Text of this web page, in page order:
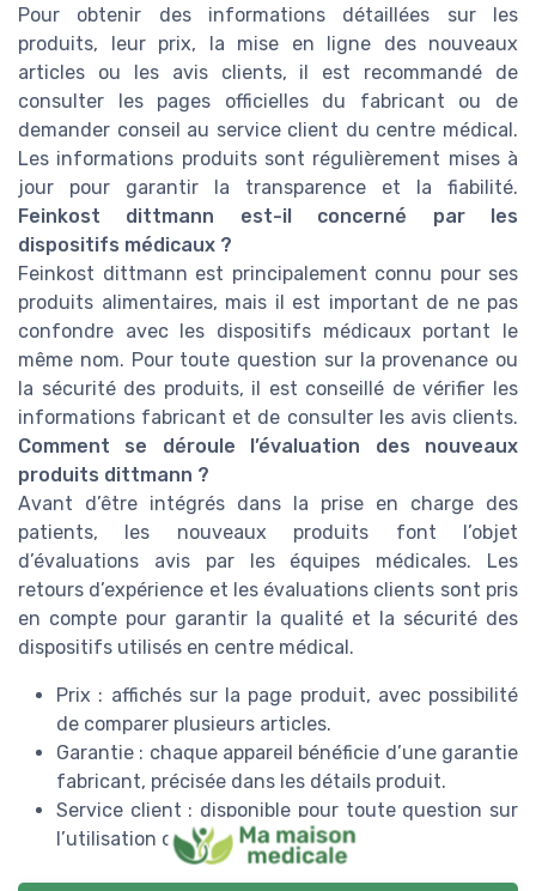
Pour obtenir des informations détaillées sur les
produits, leur prix, la mise en ligne des nouveaux
articles ou les avis clients, il est recommandé de
consulter les pages officielles du fabricant ou de
demander conseil au service client du centre médical.
Les informations produits sont régulièrement mises à
jour pour garantir la transparence et la fiabilité.
Feinkost dittmann est-il concerné par les
dispositifs médicaux ?
Feinkost dittmann est principalement connu pour ses
produits alimentaires, mais il est important de ne pas
confondre avec les dispositifs médicaux portant le
même nom. Pour toute question sur la provenance ou
la sécurité des produits, il est conseillé de vérifier les
informations fabricant et de consulter les avis clients.
Comment se déroule l’évaluation des nouveaux
produits dittmann ?
Avant d’être intégrés dans la prise en charge des
patients, les nouveaux produits font l’objet
d’évaluations avis par les équipes médicales. Les
retours d’expérience et les évaluations clients sont pris
en compte pour garantir la qualité et la sécurité des
dispositifs utilisés en centre médical.
Prix : affichés sur la page produit, avec possibilité
de comparer plusieurs articles.
Garantie : chaque appareil bénéficie d’une garantie
fabricant, précisée dans les détails produit.
Service client : disponible pour toute question sur
l’utilisation ou la sécurité produits.